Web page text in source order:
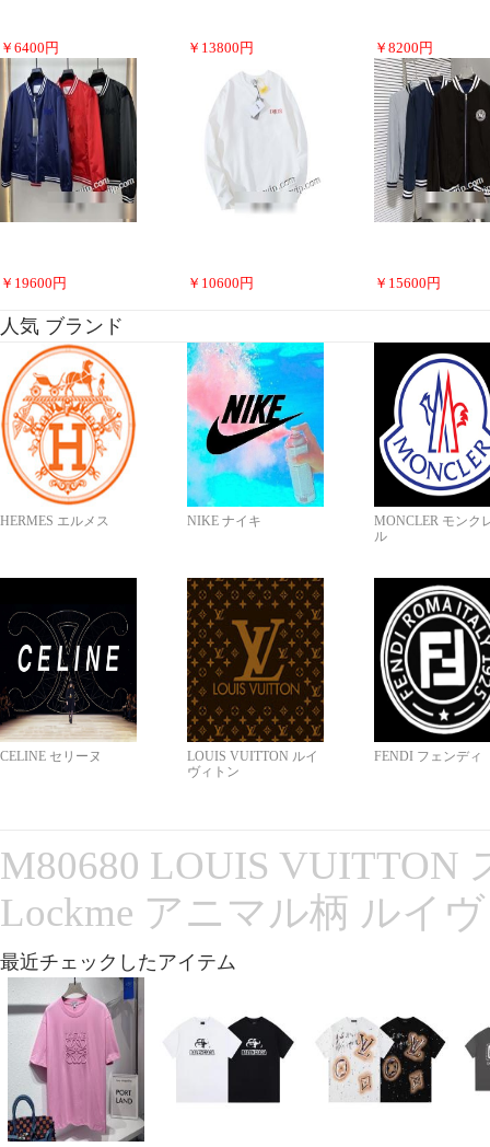
￥ 6400 円 ￥ 13800 円 ￥ 8200 円
￥ 19600 円 ￥ 10600 円 ￥ 15600 円
人気 ブランド
HERMES エルメス NIKE ナイキ
MONCLER モンク
ル
CELINE セリーヌ
LOUIS VUITTON ルイ
ヴィトン
FENDI フェンディ
M80680 LOUIS VUITTON
Lockme アニマル柄 ルイ
最近チェックしたアイテム